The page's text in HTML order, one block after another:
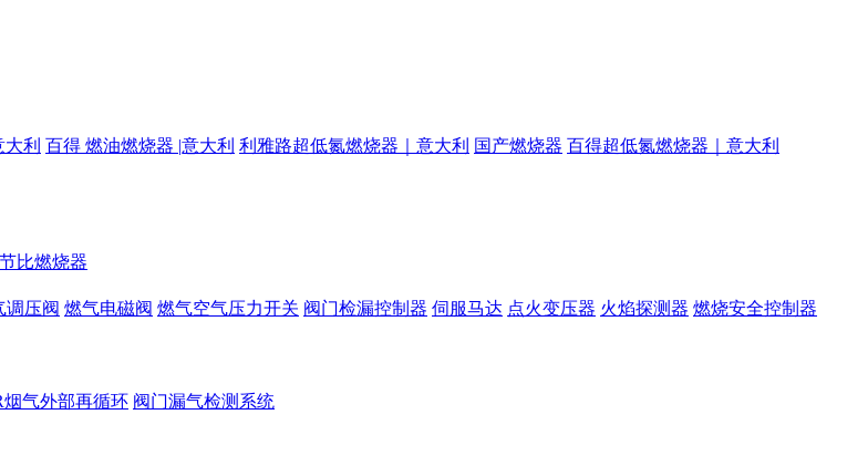
利 百得 燃油燃烧器 |意大利 利雅路超低氮燃烧器｜意大利 国产燃烧器 百得超低氮燃烧器｜意大利
比燃烧器
调压阀 燃气电磁阀 燃气空气压力开关 阀门检漏控制器 伺服马达 点火变压器 火焰探测器 燃烧安全控制器
烟气外部再循环 阀门漏气检测系统